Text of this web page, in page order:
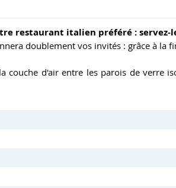
restaurant italien préféré : servez-
doublement vos invités : grâce à la
couche d'air entre les parois de verre